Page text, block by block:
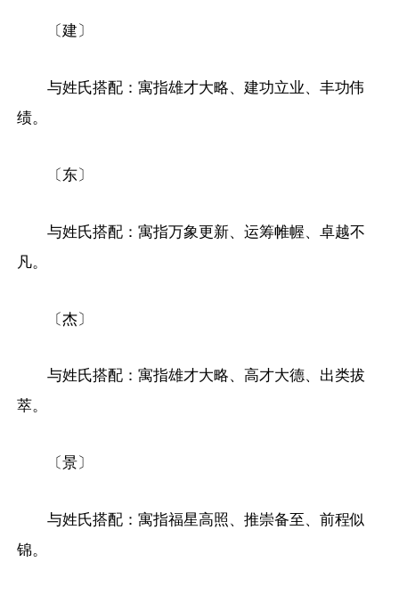
〔建〕
与姓氏搭配：寓指雄才大略、建功立业、丰功伟
绩。
〔东〕
与姓氏搭配：寓指万象更新、运筹帷幄、卓越不
凡。
〔杰〕
与姓氏搭配：寓指雄才大略、高才大德、出类拔
萃。
〔景〕
与姓氏搭配：寓指福星高照、推崇备至、前程似
锦。